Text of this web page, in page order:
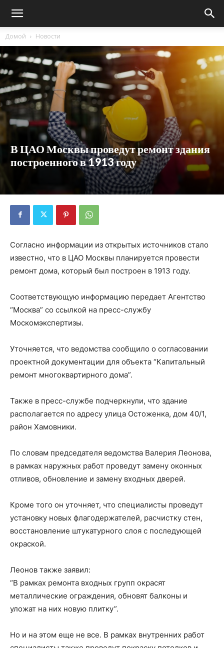
Домой Новости
В ЦАО Москвы проведут ремонт здания
построенного в 1913 году
Согласно информации из открытых источников стало
известно, что в ЦАО Москвы планируется провести
ремонт дома, который был построен в 1913 году.
Соответствующую информацию передает Агентство
“Москва” со ссылкой на пресс-службу
Москомэкспертизы.
Уточняется, что ведомства сообщило о согласовании
проектной документации для объекта “Капитальный
ремонт многоквартирного дома”.
Также в пресс-службе подчеркнули, что здание
располагается по адресу улица Остоженка, дом 40/1,
район Хамовники.
По словам председателя ведомства Валерия Леонова,
в рамках наружных работ проведут замену оконных
отливов, обновление и замену входных дверей.
Кроме того он уточняет, что специалисты проведут
установку новых флагодержателей, расчистку стен,
восстановление штукатурного слоя с последующей
окраской.
Леонов также заявил:
“В рамках ремонта входных групп окрасят
металлические ограждения, обновят балконы и
уложат на них новую плитку”.
Но и на этом еще не все. В рамках внутренних работ